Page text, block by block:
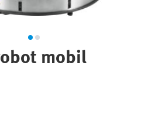
mobil